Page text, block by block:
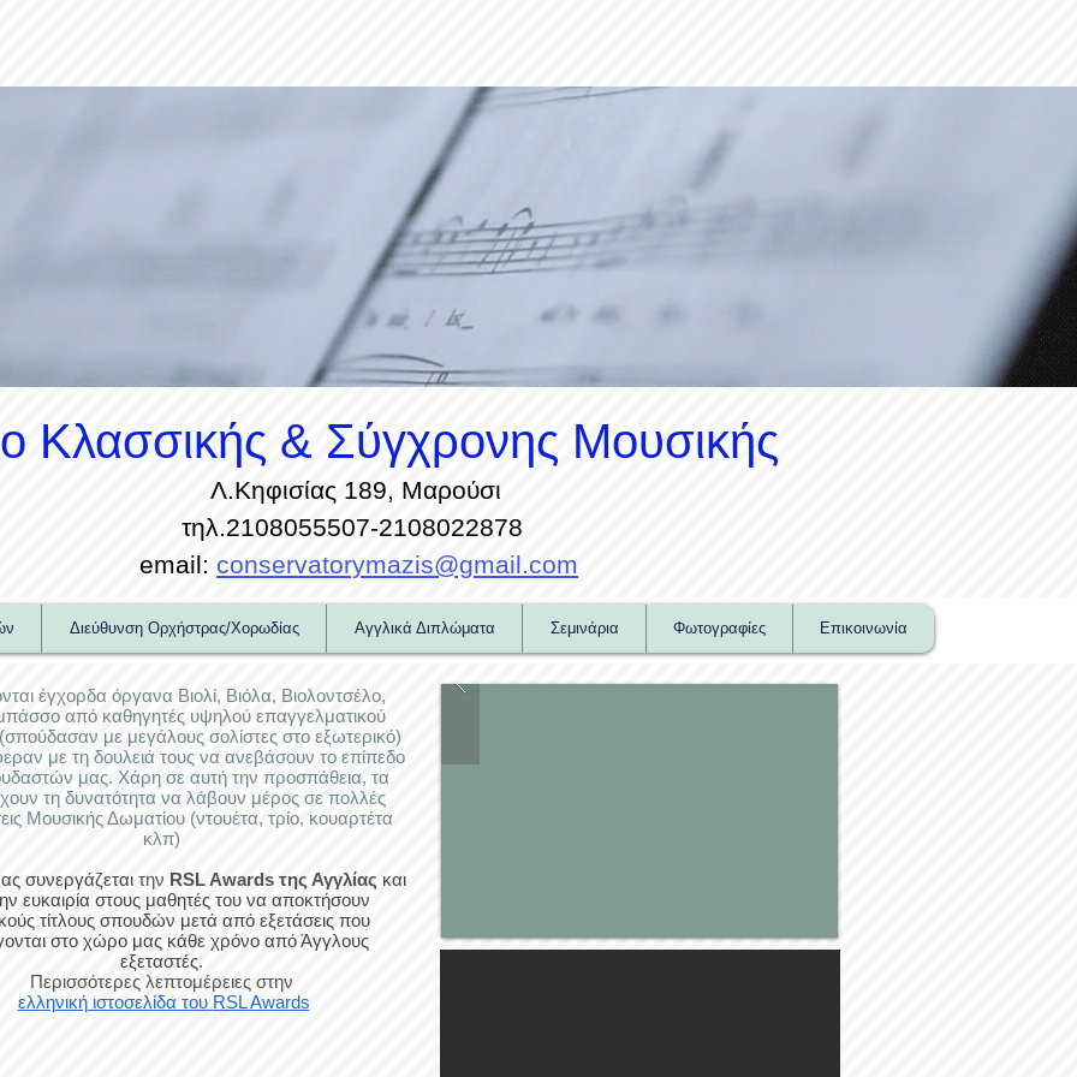
Κλασσικής & Σύγχρονης Μουσικής
Λ.Κηφισίας 189, Μαρούσι
τηλ.2108055507-2108022878
email: conservatorymazis@gmail.com
Διεύθυνση Ορχήστρας/Χορωδίας Αγγλικά Διπλώματα Σεμινάρια Φωτογραφίες Επικοινωνία
έγχορδα όργανα Βιολί, Βιόλα, Βιολοντσέλο,
από καθηγητές υψηλού επαγγελματικού
με μεγάλους σολίστες στο εξωτερικό)
με τη δουλειά τους να ανεβάσουν το επίπεδο
μας. Χάρη σε αυτή την προσπάθεια, τα
τη δυνατότητα να λάβουν μέρος σε πολλές
Μουσικής Δωματίου (ντουέτα, τρίο, κουαρτέτα
κλπ)
συνεργάζεται την RSL Awards της Αγγλίας και
ευκαιρία στους μαθητές του να αποκτήσουν
τίτλους σπουδών μετά από εξετάσεις που
στο χώρο μας κάθε χρόνο από Άγγλους
εξεταστές.
Περισσότερες λεπτομέρειες στην
ελληνική ιστοσελίδα του RSL Awards